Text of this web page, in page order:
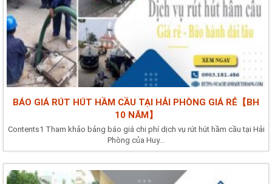
BÁO GIÁ RÚT HÚT HẦM CẦU TẠI HẢI PHÒNG GIÁ RẺ【BH
10 NĂM】
Contents1 Tham khảo bảng báo giá chi phí dịch vụ rút hút hầm cầu tại Hải
Phòng của Huy...